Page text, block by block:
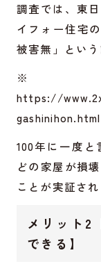
調査では、東
イフォー住宅
被害無」とい
※
https://
gashinihon.html
100年に一度
どの家屋が損
ことが実証され
メリット2
できる】